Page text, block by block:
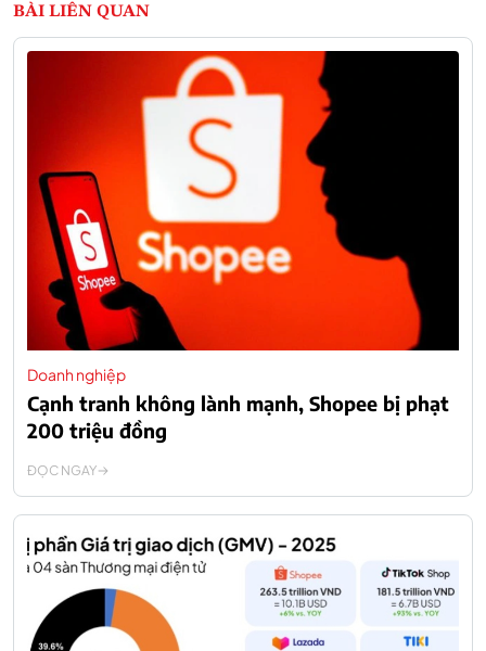
BÀI LIÊN QUAN
Doanh nghiệp
Cạnh tranh không lành mạnh, Shopee bị phạt
200 triệu đồng
ĐỌC NGAY